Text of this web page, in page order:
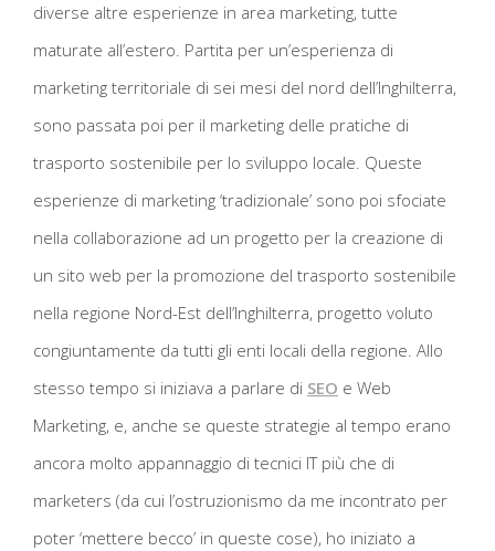
diverse altre esperienze in area marketing, tutte
maturate all’estero. Partita per un’esperienza di
marketing territoriale di sei mesi del nord dell’Inghilterra,
sono passata poi per il marketing delle pratiche di
trasporto sostenibile per lo sviluppo locale. Queste
esperienze di marketing ‘tradizionale’ sono poi sfociate
nella collaborazione ad un progetto per la creazione di
un sito web per la promozione del trasporto sostenibile
nella regione Nord-Est dell’Inghilterra, progetto voluto
congiuntamente da tutti gli enti locali della regione. Allo
stesso tempo si iniziava a parlare di SEO e Web
Marketing, e, anche se queste strategie al tempo erano
ancora molto appannaggio di tecnici IT più che di
marketers (da cui l’ostruzionismo da me incontrato per
poter ‘mettere becco’ in queste cose), ho iniziato a